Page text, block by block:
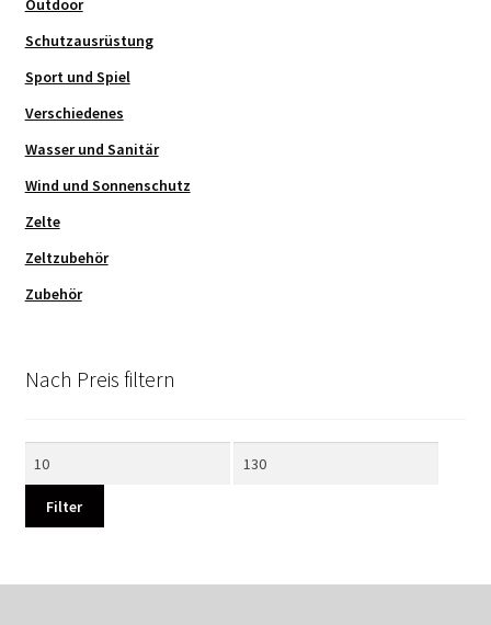
Outdoor
Schutzausrüstung
Sport und Spiel
Verschiedenes
Wasser und Sanitär
Wind und Sonnenschutz
Zelte
Zeltzubehör
Zubehör
Nach Preis filtern
Filter